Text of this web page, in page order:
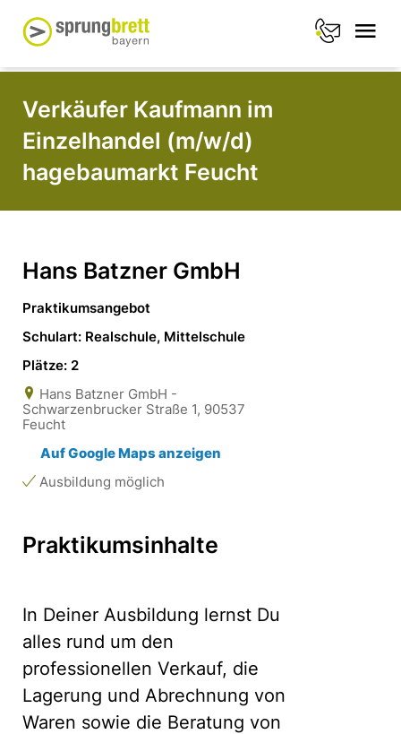
Verkäufer Kaufmann im
Einzelhandel (m/w/d)
hagebaumarkt Feucht
Hans Batzner GmbH
Praktikumsangebot
Schulart: Realschule, Mittelschule
Plätze: 2
Hans Batzner GmbH -
Schwarzenbrucker Straße 1, 90537
Feucht
Auf Google Maps anzeigen
Ausbildung möglich
Praktikumsinhalte
In Deiner Ausbildung lernst Du
alles rund um den
professionellen Verkauf, die
Lagerung und Abrechnung von
Waren sowie die Beratung von